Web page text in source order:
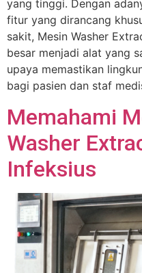
yang tinggi. Dengan
fitur yang dirancang
sakit, Mesin Washer
besar menjadi alat yang
upaya memastikan
bagi pasien dan staf
Memahami
Washer
Infeksius